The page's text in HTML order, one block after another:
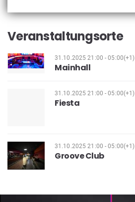
Veranstaltungsorte
31.10.2025 21:00 - 05:00(+1)
Mainhall
31.10.2025 21:00 - 05:00(+1)
Fiesta
31.10.2025 21:00 - 05:00(+1)
Groove Club